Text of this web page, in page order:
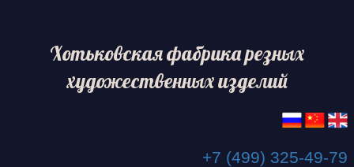
Хотьковская фабрика резных
художественных изделий
+7 (499) 325-49-79